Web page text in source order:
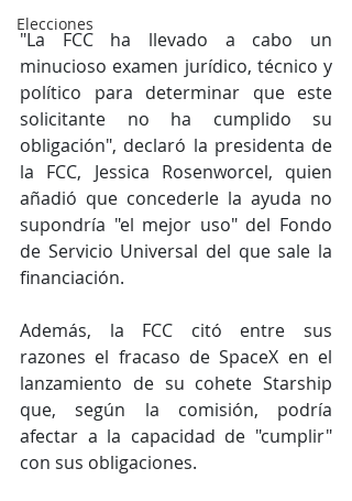
Elecciones
"La FCC ha llevado a cabo un
minucioso examen jurídico, técnico y
político para determinar que este
solicitante no ha cumplido su
obligación", declaró la presidenta de
la FCC, Jessica Rosenworcel, quien
añadió que concederle la ayuda no
supondría "el mejor uso" del Fondo
de Servicio Universal del que sale la
financiación.
Además, la FCC citó entre sus
razones el fracaso de SpaceX en el
lanzamiento de su cohete Starship
que, según la comisión, podría
afectar a la capacidad de "cumplir"
con sus obligaciones.